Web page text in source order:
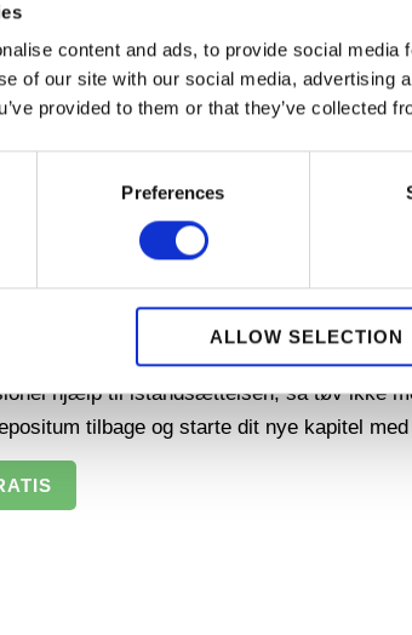
content and ads, to provide social
of our site with our social media, advertising
provided to them or that they’ve collected
Preferences
ALLOW SELECTION
reparere eventuelle skader og sørge
i væggene.
STORE
af lejligheder ved fraflytning, så du
til store renoveringer, så du kan være
fra udlejer, der sikrer, at du får
for, at du kan fokusere på at flytte
hjælp til istandsættelsen, så tøv ikke
tilbage og starte dit nye kapitel